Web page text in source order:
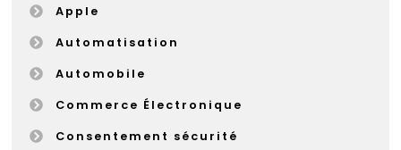
Apple
Automatisation
Automobile
Commerce Électronique
Consentement sécurité